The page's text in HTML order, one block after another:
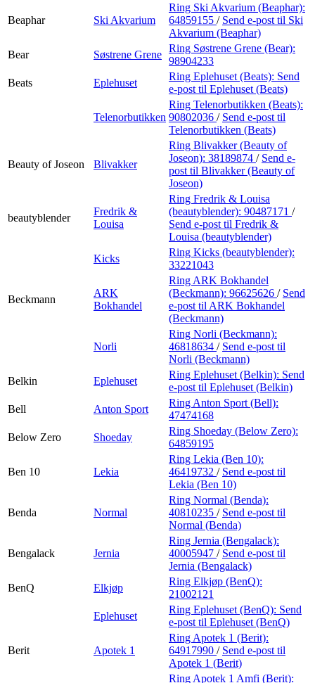
Beaphar Ski Akvarium
Ring Ski Akvarium (Beaphar):
64859155 / Send e-post til Ski
Akvarium (Beaphar)
Bear
Søstrene Grene
Ring Søstrene Grene (Bear):
98904233
Beats
Eplehuset
Ring Eplehuset (Beats): Send
e-post til Eplehuset (Beats)
Telenorbutikken
Ring Telenorbutikken (Beats):
90802036 / Send e-post til
Telenorbutikken (Beats)
Beauty of Joseon Blivakker
Ring Blivakker (Beauty of
Joseon): 38189874 / Send e-
post til Blivakker (Beauty of
Joseon)
beautyblender
Fredrik &
Louisa
Ring Fredrik & Louisa
(beautyblender): 90487171 /
Send e-post til Fredrik &
Louisa (beautyblender)
Kicks
Ring Kicks (beautyblender):
33221043
Beckmann
ARK
Bokhandel
Ring ARK Bokhandel
(Beckmann): 96625626 / Send
e-post til ARK Bokhandel
(Beckmann)
Norli
Ring Norli (Beckmann):
46818634 / Send e-post til
Norli (Beckmann)
Belkin
Eplehuset
Ring Eplehuset (Belkin): Send
e-post til Eplehuset (Belkin)
Bell
Anton Sport
Ring Anton Sport (Bell):
47474168
Below Zero
Shoeday
Ring Shoeday (Below Zero):
64859195
Ben 10 Lekia
Ring Lekia (Ben 10):
46419732 / Send e-post til
Lekia (Ben 10)
Benda Normal
Ring Normal (Benda):
40810235 / Send e-post til
Normal (Benda)
Bengalack Jernia
Ring Jernia (Bengalack):
40005947 / Send e-post til
Jernia (Bengalack)
BenQ
Elkjøp
Ring Elkjøp (BenQ):
21002121
Eplehuset
Ring Eplehuset (BenQ): Send
e-post til Eplehuset (BenQ)
Berit Apotek 1
Ring Apotek 1 (Berit):
64917990 / Send e-post til
Apotek 1 (Berit)
Ring Apotek 1 Amfi (Berit):